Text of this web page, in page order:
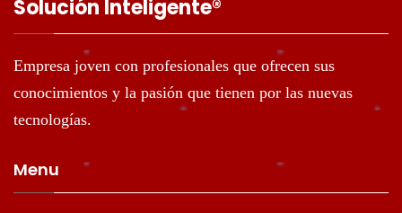
Solución Inteligente®️
Empresa joven con profesionales que ofrecen sus
conocimientos y la pasión que tienen por las nuevas
tecnologías.
Menu